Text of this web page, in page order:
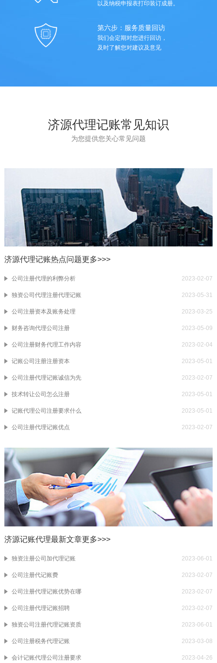
以及纳税申报表打印装订成册。
第六步：服务质量回访
我们会定期对您进行回访，
及时了解您对建议及意见
济源代理记账常见知识
为您提供您关心常见问题
济源代理记账热点问题更多>>>
公司注册代理的利弊分析 2023-02-07
独资公司代理注册代理记账 2023-05-31
公司注册资本及账务处理 2023-03-25
财务咨询代理公司注册 2023-05-09
公司注册财务代理工作内容 2023-02-04
记账公司注册注册资本 2023-05-01
公司注册代理记账诚信为先 2023-02-07
技术转让公司怎么注册 2023-05-01
记账代理公司注册要求什么 2023-05-01
公司注册代理记账优点 2023-02-07
济源记账代理最新文章更多>>>
独资注册公司加代理记账 2023-06-01
公司注册代记账费 2023-02-07
公司注册代理记账优势在哪 2023-02-07
公司注册代理记账招聘 2023-02-07
独资公司注册代理记账资质 2023-06-01
公司注册税务代理记账 2023-03-08
会计记账代理公司注册要求 2023-04-26